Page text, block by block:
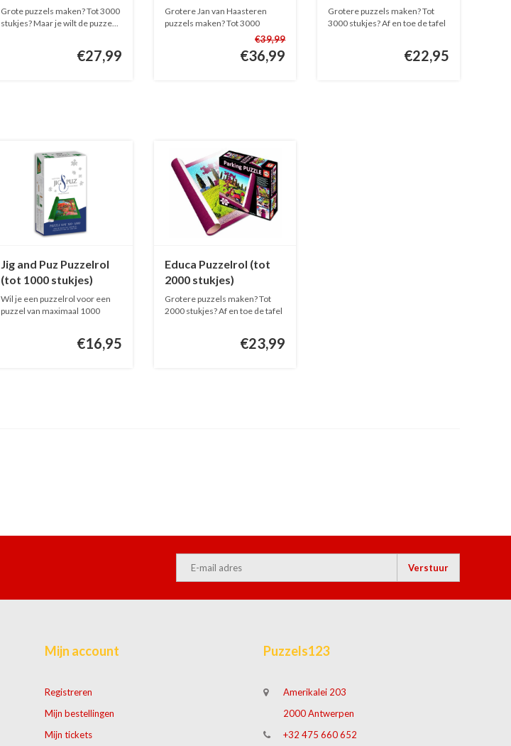
Grote puzzels maken? Tot 3000
stukjes? Maar je wilt de puzze...
€27,99
(tot 3000 stukjes)
Grotere Jan van Haasteren
puzzels maken? Tot 3000
€39,99
€36,99
Grotere puzzels maken? Tot
3000 stukjes? Af en toe de tafel
€22,95
Jig and Puz Puzzelrol
(tot 1000 stukjes)
Wil je een puzzelrol voor een
puzzel van maximaal 1000
€16,95
Educa Puzzelrol (tot
2000 stukjes)
Grotere puzzels maken? Tot
2000 stukjes? Af en toe de tafel
€23,99
Verstuur
Mijn account
Registreren
Mijn bestellingen
Mijn tickets
Puzzels123
Amerikalei 203
2000 Antwerpen
+32 475 660 652